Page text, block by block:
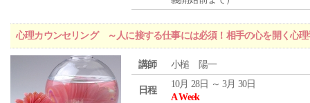
心理カウンセリング ～人に接する仕事には必須！相手の心を開く心理
講師 小槌 陽一
日程
10月 28日 ～ 3月 30日
A Week